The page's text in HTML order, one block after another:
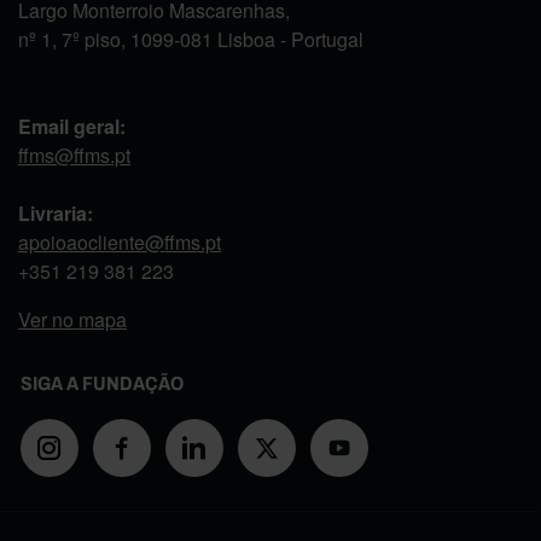
Largo Monterroio Mascarenhas,
nº 1, 7º piso, 1099-081 Lisboa - Portugal
Email geral:
ffms@ffms.pt
Livraria:
apoioaocliente@ffms.pt
+351 219 381 223
Ver no mapa
SIGA A FUNDAÇÃO